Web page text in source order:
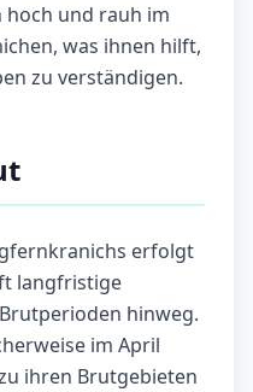
und rauh im
was ihnen hilft,
zu verständigen.
erfolgt
langfristige
hinweg.
im April
ihren Brutgebieten